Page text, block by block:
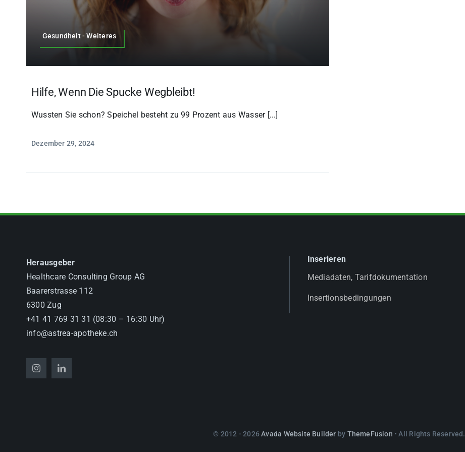
Gesundheit - Weiteres
Hilfe, Wenn Die Spucke Wegbleibt!
Wussten Sie schon? Speichel besteht zu 99 Prozent aus Wasser [...]
Dezember 29, 2024
Herausgeber
Healthcare Consulting Group AG
Baarerstrasse 112
6300 Zug
+41 41 769 31 31 (08:30 – 16:30 Uhr)
info@astrea-apotheke.ch
Inserieren
Mediadaten, Tarifdokumentation
Insertionsbedingungen
© 2012 - 2026Avada Website Builder by ThemeFusion • All Rights Reserved.